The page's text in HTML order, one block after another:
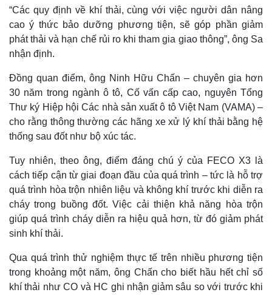
Kinh tế
Bất động sản
Khởi nghiệp
Thị trường
Giá vàng
Chứng khoán
Giá cà phê
“Các quy định về khí thải, cùng với việc người dân nâng
cao ý thức bảo dưỡng phương tiện, sẽ góp phần giảm
phát thải và hạn chế rủi ro khi tham gia giao thông”, ông Sa
nhận định.
Đồng quan điểm, ông Ninh Hữu Chấn – chuyên gia hơn
30 năm trong ngành ô tô, Cố vấn cấp cao, nguyên Tổng
Thư ký Hiệp hội Các nhà sản xuất ô tô Việt Nam (VAMA) –
cho rằng thông thường các hãng xe xử lý khí thải bằng hệ
thống sau đốt như bộ xúc tác.
Tuy nhiên, theo ông, điểm đáng chú ý của FECO X3 là
cách tiếp cận từ giai đoạn đầu của quá trình – tức là hỗ trợ
quá trình hòa trộn nhiên liệu và không khí trước khi diễn ra
cháy trong buồng đốt. Việc cải thiện khả năng hòa trộn
giúp quá trình cháy diễn ra hiệu quả hơn, từ đó giảm phát
sinh khí thải.
Qua quá trình thử nghiệm thực tế trên nhiều phương tiện
trong khoảng một năm, ông Chấn cho biết hầu hết chỉ số
khí thải như CO và HC ghi nhận giảm sâu so với trước khi